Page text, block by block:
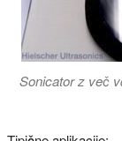
Sonicator z več